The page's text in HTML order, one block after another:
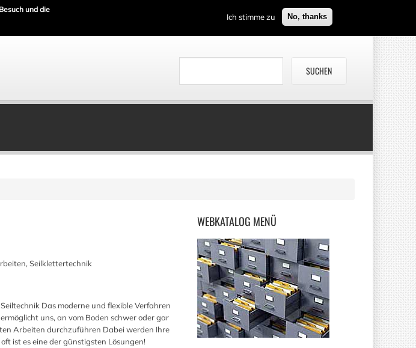
und die
Ich stimme zu No, thanks
WEBKATALOG MENÜ
Seilklettertechnik
Das moderne und flexible Verfahren
uns, an vom Boden schwer oder gar
Arbeiten durchzuführen Dabei werden Ihre
ist es eine der günstigsten Lösungen!